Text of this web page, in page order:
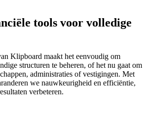
tools voor volledige
Klipboard maakt het eenvoudig om
structuren te beheren, of het nu gaat om
administraties of vestigingen. Met
we nauwkeurigheid en efficiëntie,
verbeteren.